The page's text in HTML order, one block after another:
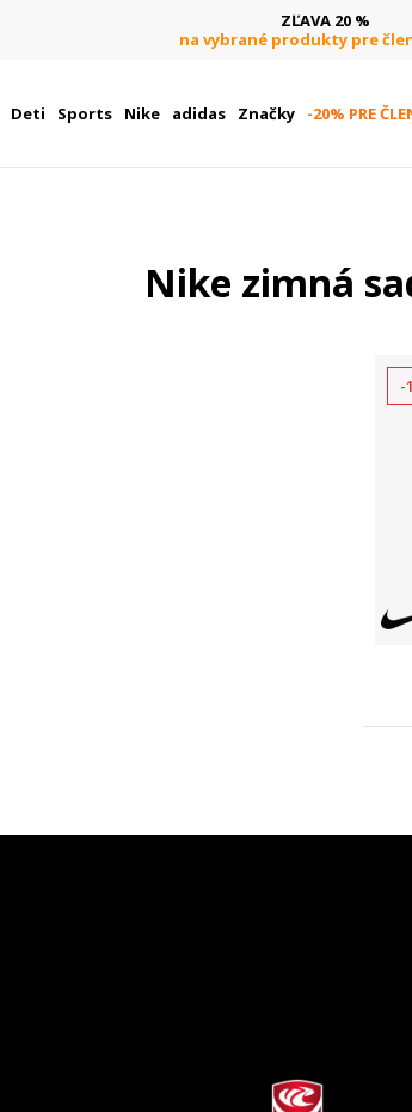
ZĽAVA 20 %
na vybrané produkty pre členov
Deti Sports Nike adidas Značky -20% PRE
Nike zimná
-